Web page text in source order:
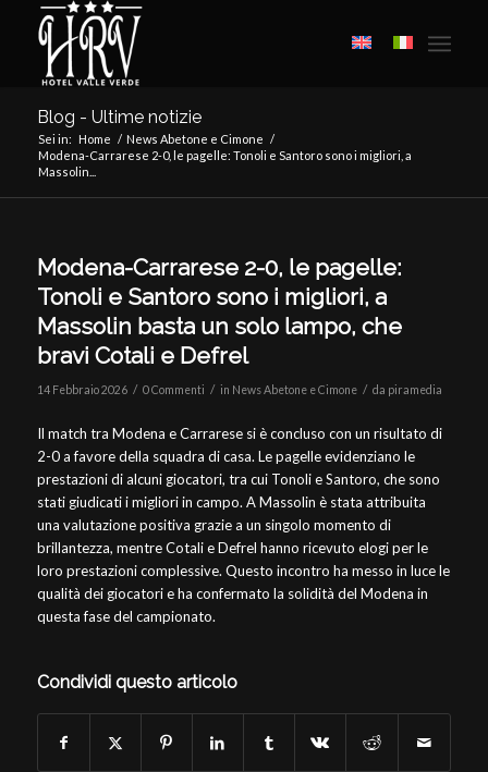
Blog - Ultime notizie
Sei in: Home / News Abetone e Cimone /
Modena-Carrarese 2-0, le pagelle: Tonoli e Santoro sono i migliori, a
Massolin...
Modena-Carrarese 2-0, le pagelle:
Tonoli e Santoro sono i migliori, a
Massolin basta un solo lampo, che
bravi Cotali e Defrel
14 Febbraio 2026 / 0 Commenti / in News Abetone e Cimone / da piramedia
Il match tra Modena e Carrarese si è concluso con un risultato di
2-0 a favore della squadra di casa. Le pagelle evidenziano le
prestazioni di alcuni giocatori, tra cui Tonoli e Santoro, che sono
stati giudicati i migliori in campo. A Massolin è stata attribuita
una valutazione positiva grazie a un singolo momento di
brillantezza, mentre Cotali e Defrel hanno ricevuto elogi per le
loro prestazioni complessive. Questo incontro ha messo in luce le
qualità dei giocatori e ha confermato la solidità del Modena in
questa fase del campionato.
Condividi questo articolo